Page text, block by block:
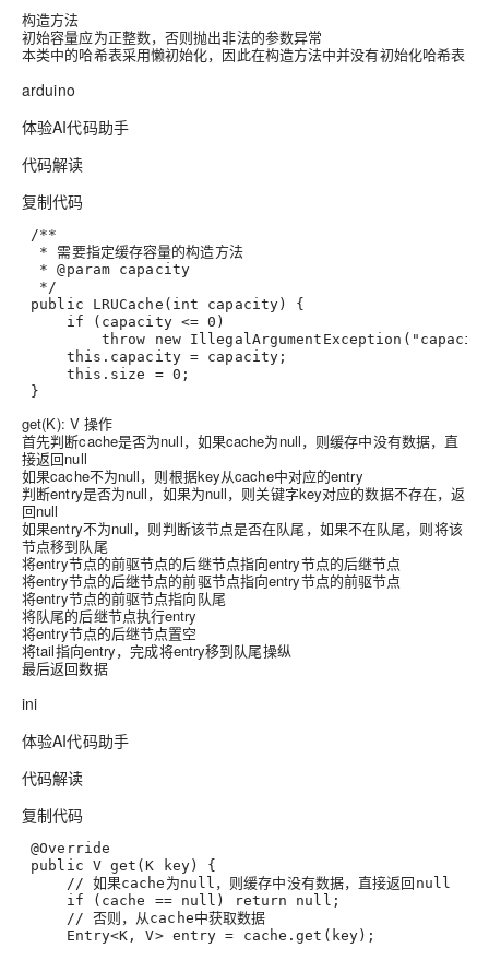
构造方法
初始容量应为正整数，否则抛出非法的参数异常
本类中的哈希表采用懒初始化，因此在构造方法中并没有初始化哈希表
arduino
体验AI代码助手
代码解读
复制代码
/**
* 需要指定缓存容量的构造方法
* @param capacity
*/
public
LRUCache ( int capacity)
{
if (capacity <= 0 )
throw
new IllegalArgumentException ( "capacity
this .capacity = capacity;
this .size = 0 ;
}
get(K): V 操作
首先判断cache是否为null，如果cache为null，则缓存中没有数据，直
接返回null
如果cache不为null，则根据key从cache中对应的entry
判断entry是否为null，如果为null，则关键字key对应的数据不存在，返
回null
如果entry不为null，则判断该节点是否在队尾，如果不在队尾，则将该
节点移到队尾
将entry节点的前驱节点的后继节点指向entry节点的后继节点
将entry节点的后继节点的前驱节点指向entry节点的前驱节点
将entry节点的前驱节点指向队尾
将队尾的后继节点执行entry
将entry节点的后继节点置空
将tail指向entry，完成将entry移到队尾操纵
最后返回数据
ini
体验AI代码助手
代码解读
复制代码
@Override
public V get(K key) {
// 如果cache为null，则缓存中没有数据，直接返回null
if ( cache == null) return null ;
// 否则，从cache中获取数据
Entry<K, V> entry = cache.get(key) ;